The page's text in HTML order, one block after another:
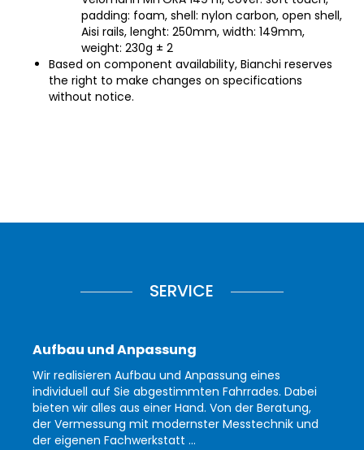
padding: foam, shell: nylon carbon, open shell,
Aisi rails, lenght: 250mm, width: 149mm,
weight: 230g ± 2
Based on component availability, Bianchi reserves
the right to make changes on specifications
without notice.
SERVICE
Aufbau und Anpassung
Wir realisieren Aufbau und Anpassung eines
individuell auf Sie abgestimmten Fahrrades. Dabei
bieten wir alles aus einer Hand. Von der Beratung,
der Vermessung mit modernster Messtechnik und
der eigenen Fachwerkstatt ...